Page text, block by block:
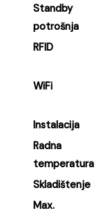
Standby
potrošnja
RFID
WiFi
Instalacija
Radna
temperatura
Skladištenje
Max.